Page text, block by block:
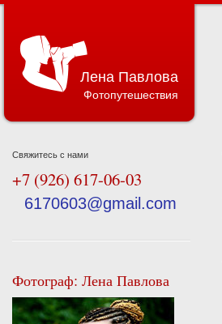
Лена Павлова
Фотопутешествия
Свяжитесь с нами
+7 (926) 617-06-03
6170603@gmail.com
Фотограф: Лена Павлова